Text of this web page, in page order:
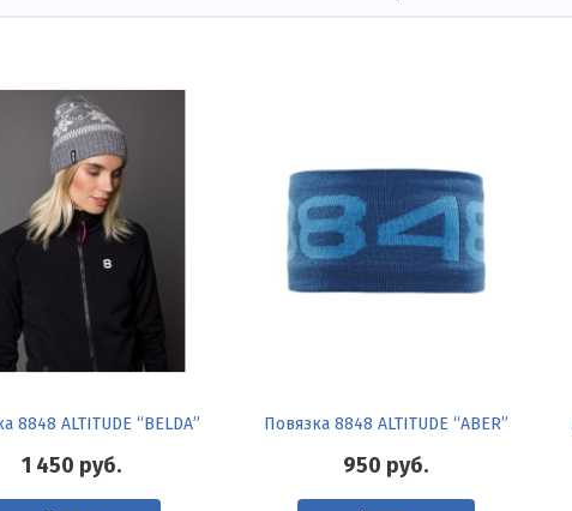
8848 ALTITUDE “BELDA”
1 450 руб.
Повязка 8848 ALTITUDE “ABER”
950 руб.